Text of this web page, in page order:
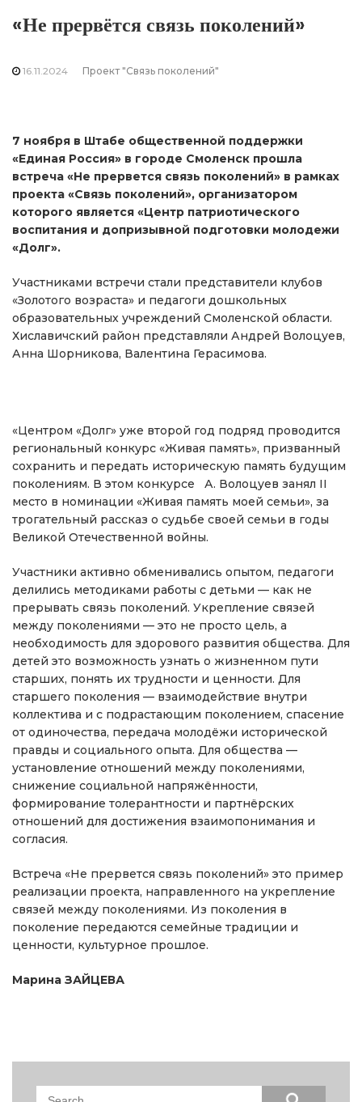
«Не прервётся связь поколений»
16.11.2024 Проект "Связь поколений"
7 ноября в Штабе общественной поддержки
«Единая Россия» в городе Смоленск прошла
встреча «Не прервется связь поколений» в рамках
проекта «Связь поколений», организатором
которого является «Центр патриотического
воспитания и допризывной подготовки молодежи
«Долг».
Участниками встречи стали представители клубов
«Золотого возраста» и педагоги дошкольных
образовательных учреждений Смоленской области.
Хиславичский район представляли Андрей Волоцуев,
Анна Шорникова, Валентина Герасимова.
«Центром «Долг» уже второй год подряд проводится
региональный конкурс «Живая память», призванный
сохранить и передать историческую память будущим
поколениям. В этом конкурсе А. Волоцуев занял II
место в номинации «Живая память моей семьи», за
трогательный рассказ о судьбе своей семьи в годы
Великой Отечественной войны.
Участники активно обменивались опытом, педагоги
делились методиками работы с детьми — как не
прерывать связь поколений. Укрепление связей
между поколениями — это не просто цель, а
необходимость для здорового развития общества. Для
детей это возможность узнать о жизненном пути
старших, понять их трудности и ценности. Для
старшего поколения — взаимодействие внутри
коллектива и с подрастающим поколением, спасение
от одиночества, передача молодёжи исторической
правды и социального опыта. Для общества —
установление отношений между поколениями,
снижение социальной напряжённости,
формирование толерантности и партнёрских
отношений для достижения взаимопонимания и
согласия.
Встреча «Не прервется связь поколений» это пример
реализации проекта, направленного на укрепление
связей между поколениями. Из поколения в
поколение передаются семейные традиции и
ценности, культурное прошлое.
Марина ЗАЙЦЕВА
Search